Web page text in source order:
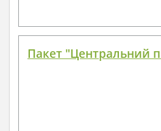
Пакет "Центральний